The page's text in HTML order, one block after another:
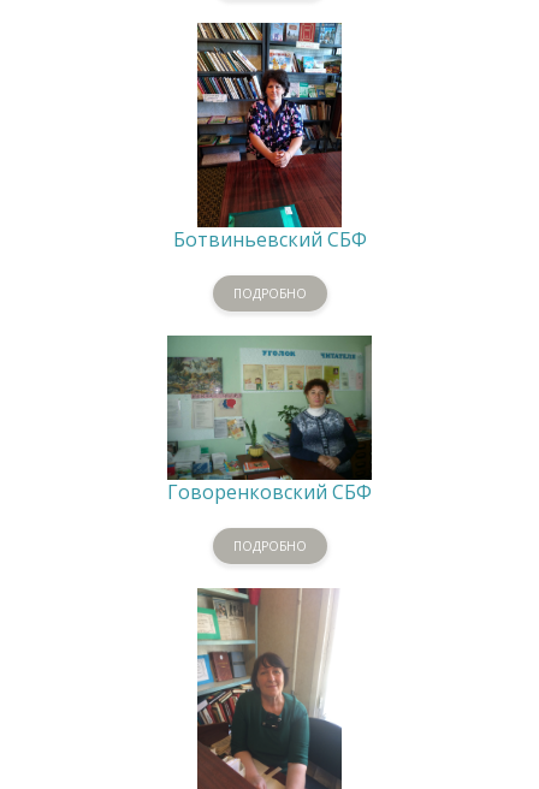
Ботвиньевский СБФ
ПОДРОБНО
Говоренковский СБФ
ПОДРОБНО